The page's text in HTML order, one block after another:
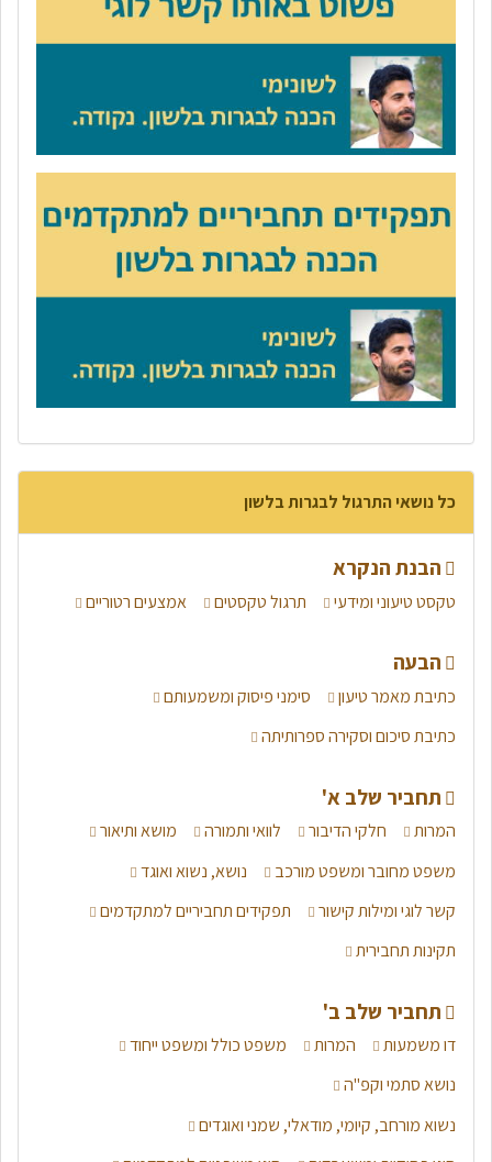
כל נושאי התרגול לבגרות בלשון
הבנת הנקרא
טקסט טיעוני ומידעי תרגול טקסטים אמצעים רטוריים
הבעה
כתיבת מאמר טיעון
סימני פיסוק ומשמעותם
כתיבת סיכום וסקירה ספרותיתה
תחביר שלב א'
המרות חלקי הדיבור לוואי ותמורה
מושא ותיאור
משפט מחובר ומשפט מורכב
נושא, נשוא ואוגד
קשר לוגי ומילות קישור
תפקידים תחביריים למתקדמים
תקינות תחבירית
תחביר שלב ב'
דו משמעות המרות
משפט כולל ומשפט ייחוד
נושא סתמי וקפ"ה
נשוא מורחב, קיומי, מודאלי, שמני ואוגדים